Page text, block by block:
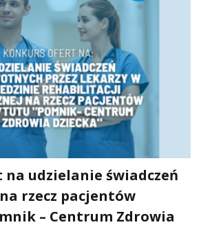
udzielanie świadczeń
rzecz pacjentów
– Centrum Zdrowia